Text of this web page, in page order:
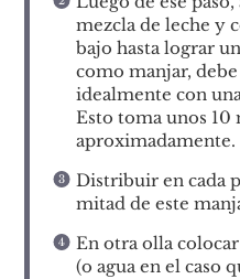
mezcla de leche y
bajo hasta lograr
como manjar,
idealmente con
Esto toma unos 10
aproximadamente.
Distribuir en cada
mitad de este
En otra olla
(o agua en el caso